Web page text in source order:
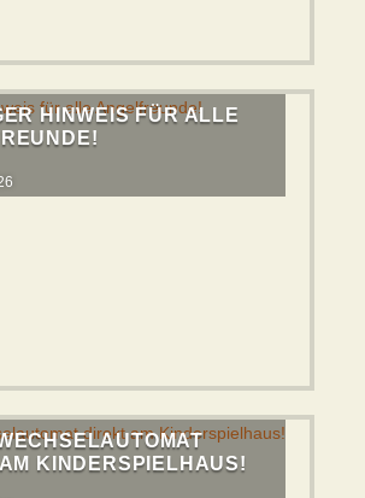
HINWEIS FÜR ALLE
KINDERSPIELHAUS!